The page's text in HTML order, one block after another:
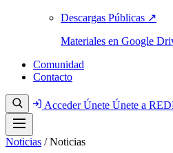
Descargas Públicas ↗
Materiales en Google
Comunidad
Contacto
AccederÚnete Únete a
Noticias / Noticias